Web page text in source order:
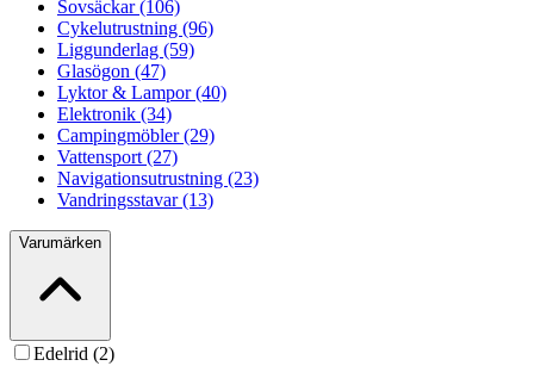
Sovsäckar (106)
Cykelutrustning (96)
Liggunderlag (59)
Glasögon (47)
Lyktor & Lampor (40)
Elektronik (34)
Campingmöbler (29)
Vattensport (27)
Navigationsutrustning (23)
Vandringsstavar (13)
Varumärken
Edelrid (2)